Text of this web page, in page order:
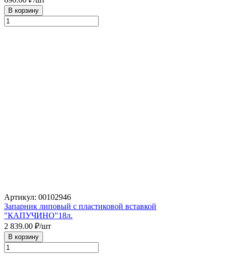
В корзину
Артикул: 00102946
Запарник липовый с пластиковой вставкой
"КАПУЧИНО"18л.
2 839.00 ₽/шт
В корзину